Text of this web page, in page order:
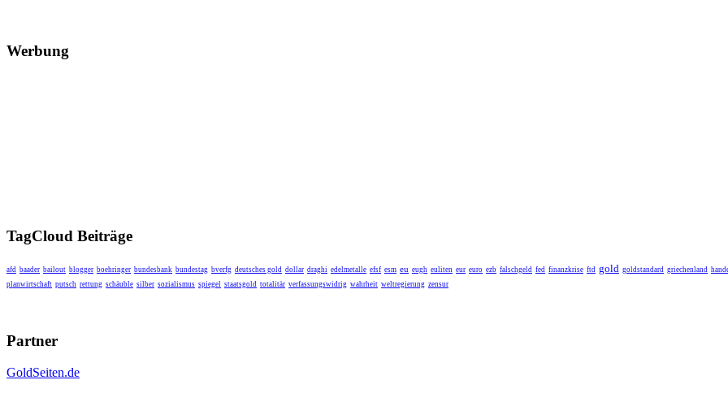
Werbung
TagCloud Beiträge
afd baader bailout blogger boehringer bundesbank bundestag bverfg deutsches gold dollar draghi edelmetalle efsf esm eu eugh euliten eur euro ezb falschgeld fed finanzkrise ftd gold goldstandard griechenland
planwirtschaft putsch rettung schäuble silber sozialismus spiegel staatsgold totalitär verfassungswidrig wahrheit weltregierung zensur
Partner
GoldSeiten.de